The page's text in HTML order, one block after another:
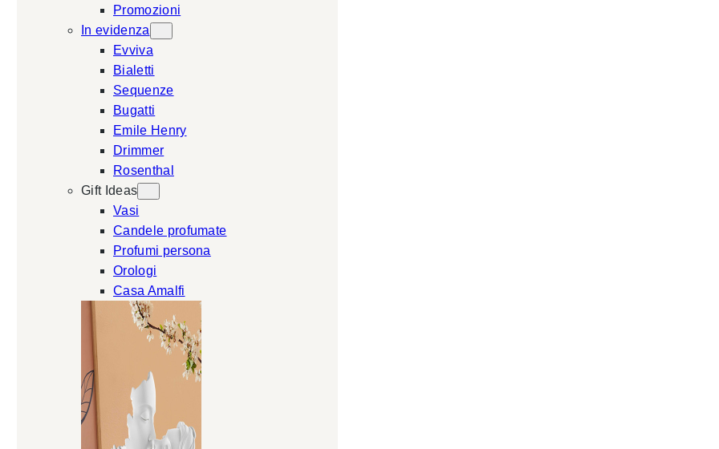
Promozioni
In evidenza
Evviva
Bialetti
Sequenze
Bugatti
Emile Henry
Drimmer
Rosenthal
Gift Ideas
Vasi
Candele profumate
Profumi persona
Orologi
Casa Amalfi